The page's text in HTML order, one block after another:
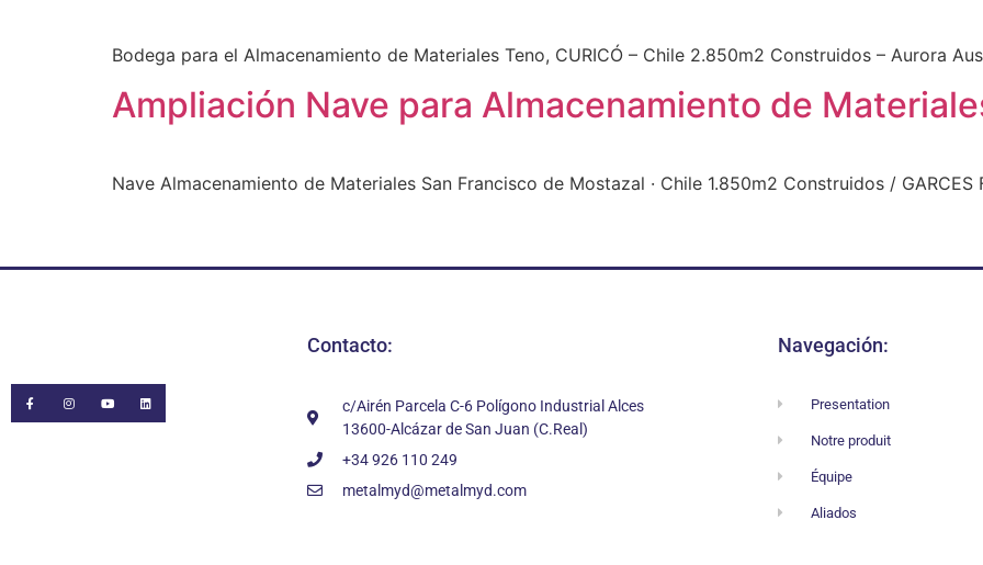
Bodega para el Almacenamiento de Materiales Teno, CURICÓ – Chile 2.850m2 Construidos – Aurora
Ampliación Nave para Almacenamiento de
Nave Almacenamiento de Materiales San Francisco de Mostazal · Chile 1.850m2 Construidos / GARCES
Contacto:
c/Airén Parcela C-6 Polígono Industrial Alces
13600-Alcázar de San Juan (C.Real)
+34 926 110 249
metalmyd@metalmyd.com
Navegación:
Presentation
Notre produit
Équipe
Aliados